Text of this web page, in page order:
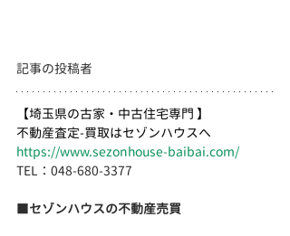
記事の投稿者
【埼玉県の古家・中古住宅専門 】
不動産査定-買取はセゾンハウスへ
https://www.sezonhouse-baibai.com/
TEL：048-680-3377
■セゾンハウスの不動産売買